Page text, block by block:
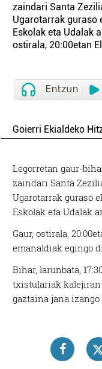
zaindari Santa
Ugarotarrak guraso
Eskolak eta Udalak
ostirala, 20:00etan
Goierri Ekialdeko
Legorretan gaur-
zaindari Santa
Ugarotarrak guraso
Eskolak eta Udalak
Gaur, ostirala,
emanaldiak egingo
Bihar, larunbata,
txistulariak kalejiran
gaztaina jana